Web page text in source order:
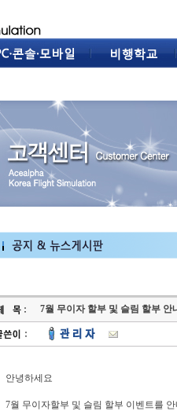
7월 무이자 할부 및 슬림 할부 안
안녕하세요
7월 무이자할부 및 슬림 할부 이벤트를